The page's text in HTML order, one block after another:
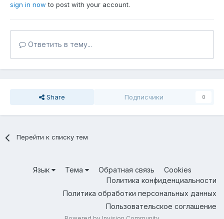
sign in now to post with your account.
Ответить в тему...
Share Подписчики 0
Перейти к списку тем
Язык Тема Обратная связь
Cookies
Политика конфиденциальности
Политика обработки персональных данных
Пользовательское соглашение